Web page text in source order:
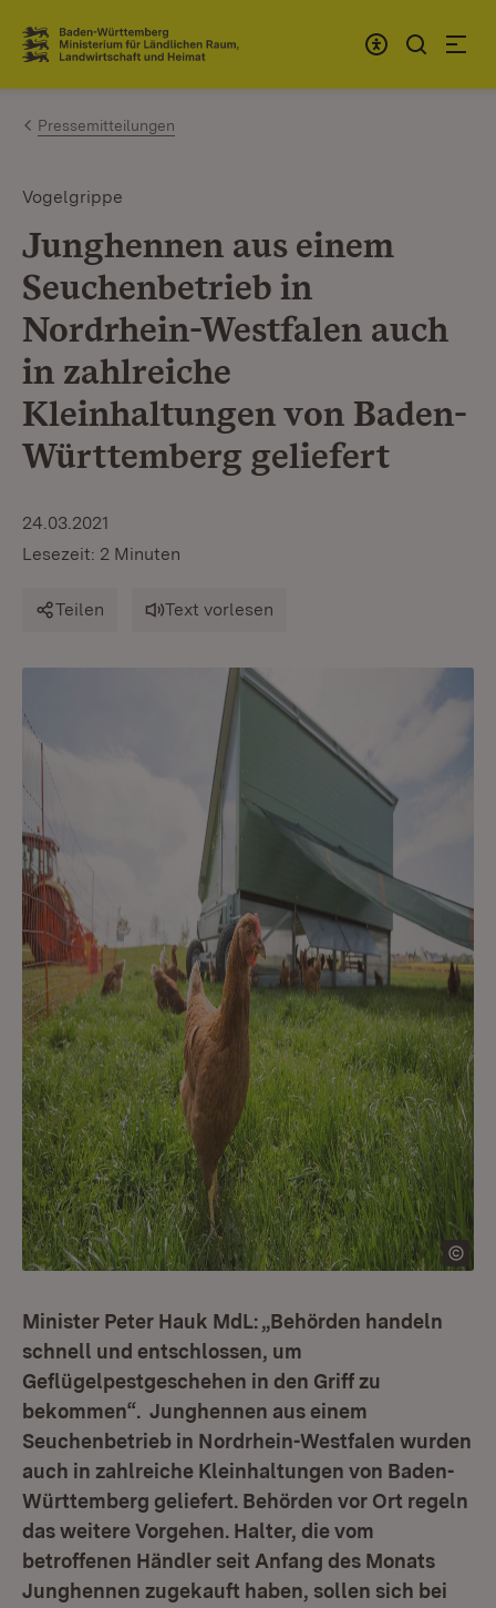
Zum Inhalt springen
Link zur Startseite
Pressemitteilungen
Vogelgrippe
Junghennen aus einem
Seuchenbetrieb in
Nordrhein-Westfalen auch
in zahlreiche
Kleinhaltungen von Baden-
Württemberg geliefert
24.03.2021
Lesezeit: 2 Minuten
Teilen Text vorlesen
Minister Peter Hauk MdL: „Behörden handeln
schnell und entschlossen, um
Geflügelpestgeschehen in den Griff zu
bekommen“. Junghennen aus einem
Seuchenbetrieb in Nordrhein-Westfalen wurden
auch in zahlreiche Kleinhaltungen von Baden-
Württemberg geliefert. Behörden vor Ort regeln
das weitere Vorgehen. Halter, die vom
betroffenen Händler seit Anfang des Monats
Junghennen zugekauft haben, sollen sich bei